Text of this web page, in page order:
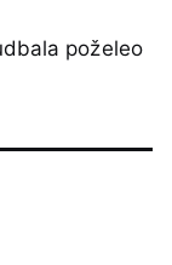
poželeo